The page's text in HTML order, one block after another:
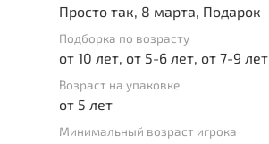
Просто так, 8 марта, Подарок
Подборка по возрасту
от 10 лет, от 5-6 лет, от 7-9 лет
Возраст на упаковке
от 5 лет
Минимальный возраст игрока